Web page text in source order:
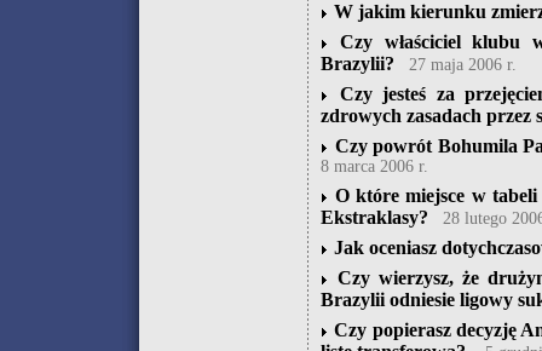
W jakim kierunku
Czy właściciel klubu
Brazylii?
27 maja 2006 r.
Czy jesteś za
zdrowych zasadach przez
Czy powrót Bohumila
8 marca 2006 r.
O które miejsce w
Ekstraklasy?
28 lutego
Jak oceniasz
Czy wierzysz, że
Brazylii odniesie ligowy
Czy popierasz decyzję